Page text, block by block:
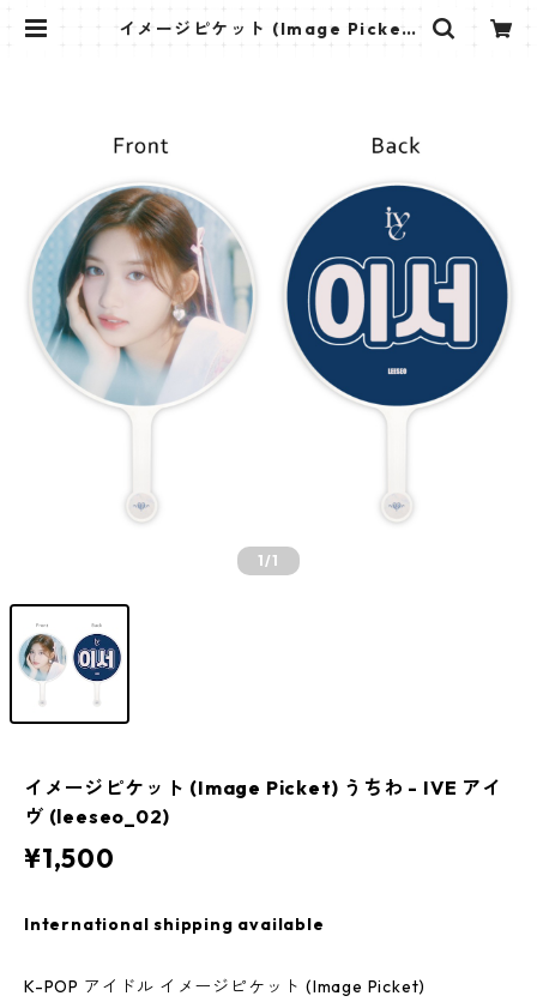
イメージピケット (Image Picket)
1/1
イメージピケット (Image Picket) うちわ - IVE アイ
ヴ (leeseo_02)
¥1,500
International shipping available
K-POP アイドル イメージピケット (Image Picket)